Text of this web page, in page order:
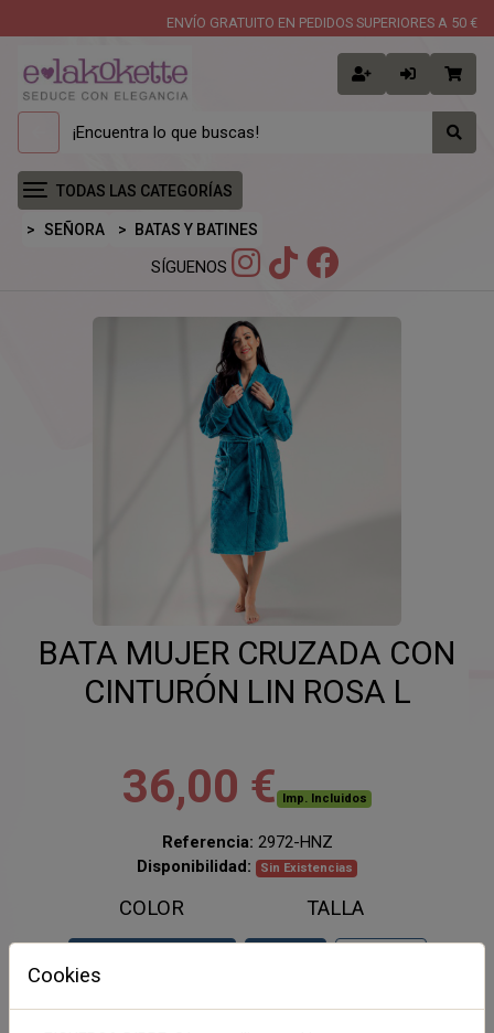
ENVÍO GRATUITO EN PEDIDOS SUPERIORES A 50 €
TODAS LAS CATEGORÍAS
SEÑORA BATAS Y BATINES
SÍGUENOS
BATA MUJER CRUZADA CON
CINTURÓN LIN ROSA L
36,00 € Imp. Incluidos
Referencia: 2972-HNZ
Disponibilidad:
Sin Existencias
COLOR TALLA
Cookies